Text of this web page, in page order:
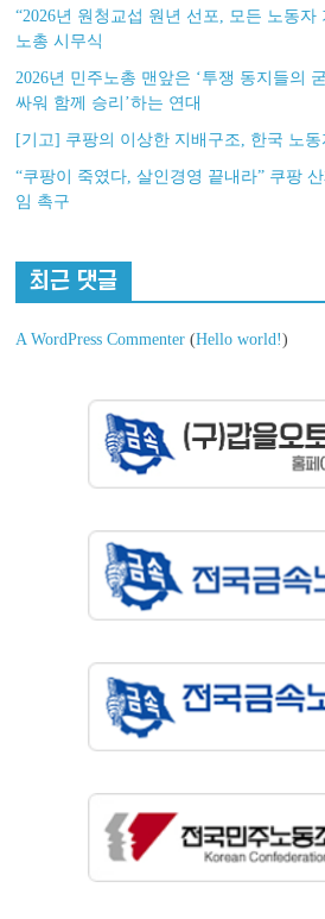
“2026년 원청교섭 원년 선포, 모든 노동자
노총 시무식
2026년 민주노총 맨앞은 ‘투쟁 동지들의
싸워 함께 승리’하는 연대
[기고] 쿠팡의 이상한 지배구조, 한국 노
“쿠팡이 죽였다, 살인경영 끝내라” 쿠팡
임 촉구
최근 댓글
A WordPress Commenter (Hello world!)